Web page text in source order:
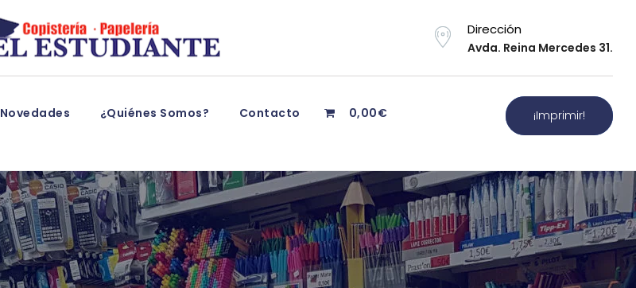
Dirección
Avda. Reina Mercedes 31.
Novedades ¿Quiénes Somos? Contacto 0,00€ ¡Imprimir!